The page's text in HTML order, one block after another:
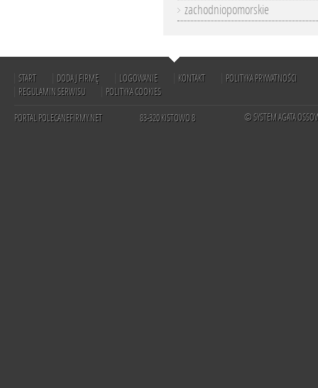
zachodniopomorskie
START DODAJ FIRMĘ LOGOWANIE KONTAKT
POLITYKA PRYWATNOŚCI
REGULAMIN SERWISU
POLITYKA COOKIES
PORTAL POLECANEFIRMY.NET 83-320 KISTOWO 8 © SYSTEM AGATA